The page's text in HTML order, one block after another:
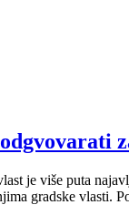
je više puta
gradske vlasti.